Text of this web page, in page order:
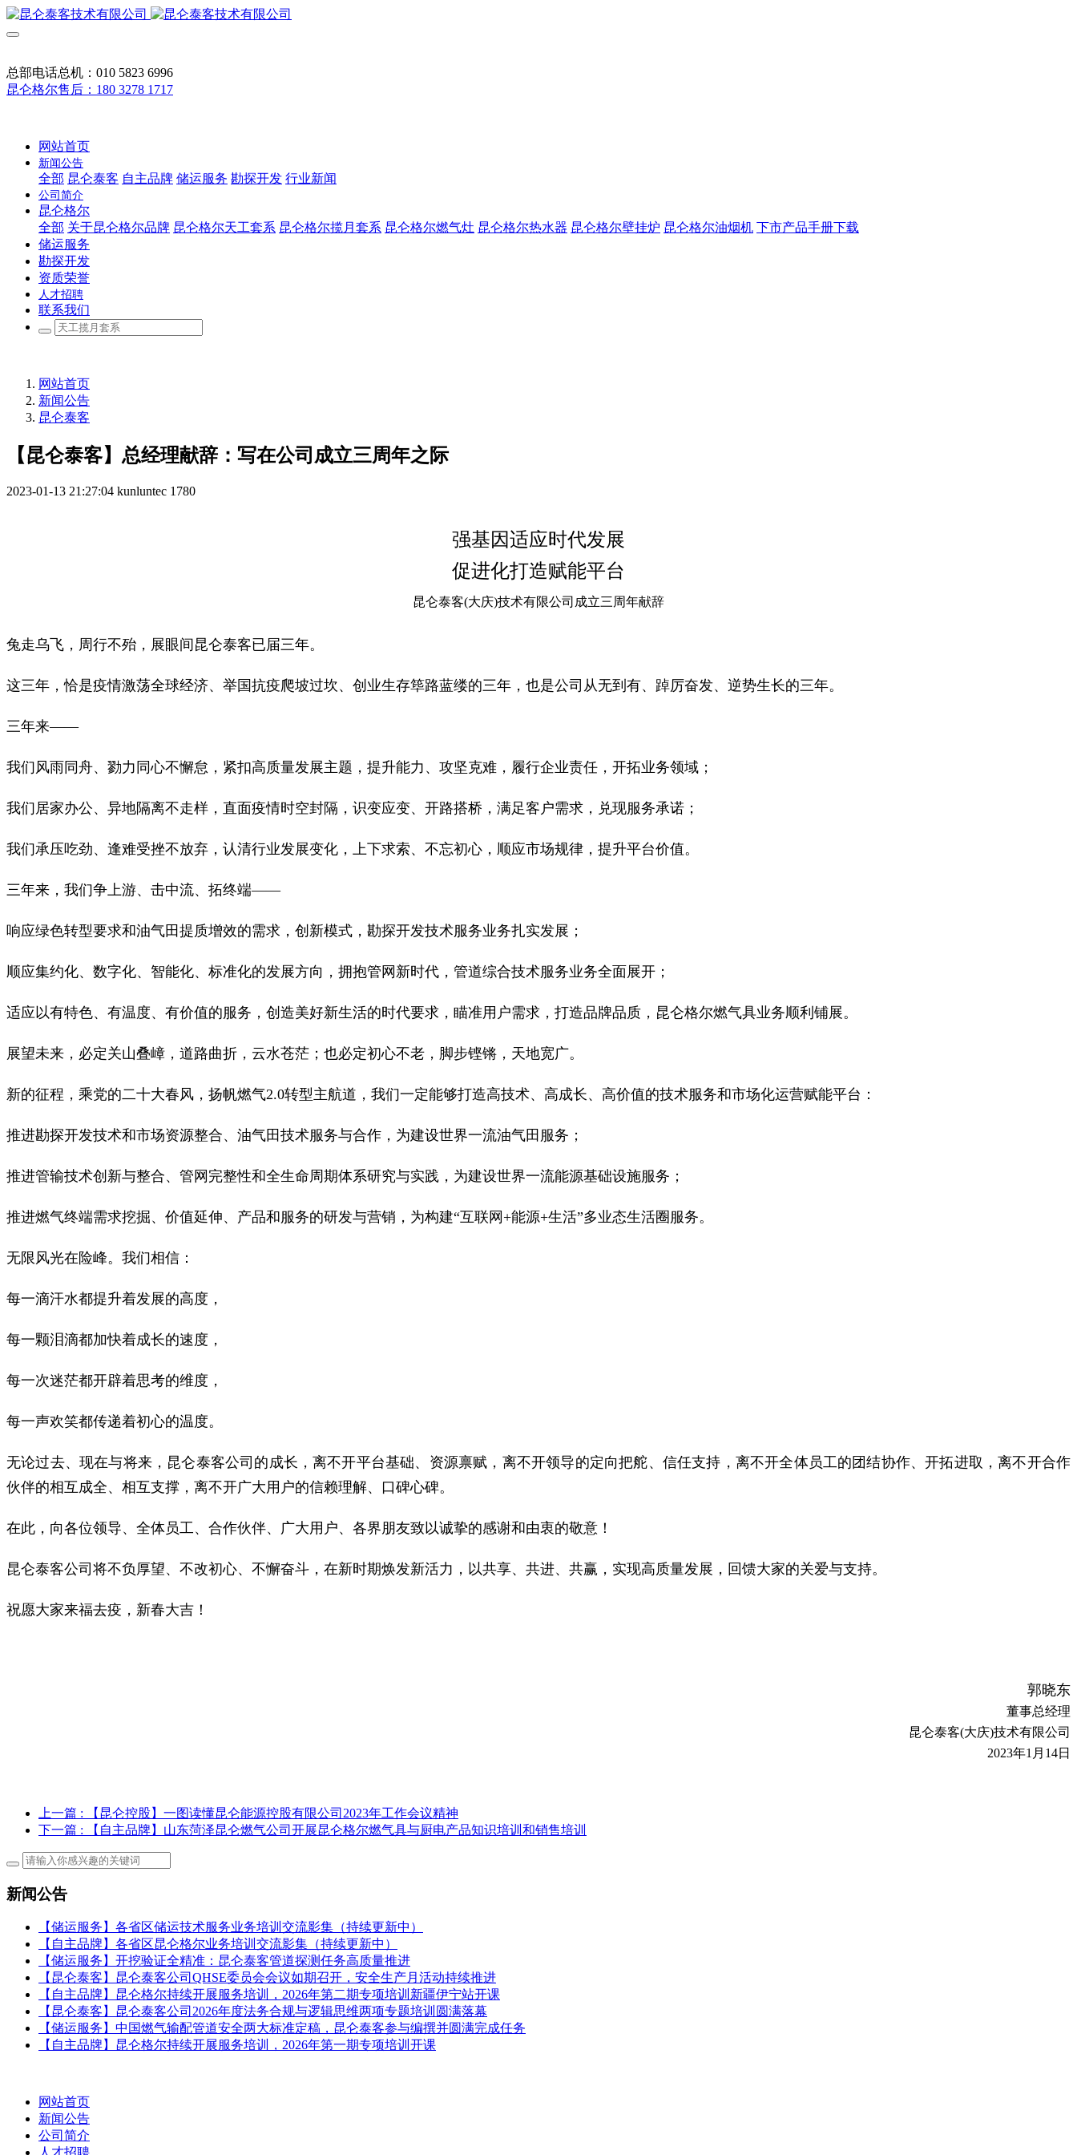
总部电话总机：010 5823 6996
昆仑格尔售后：180 3278 1717
网站首页
新闻公告
全部 昆仑泰客 自主品牌 储运服务 勘探开发 行业新闻
公司简介
昆仑格尔
全部 关于昆仑格尔品牌 昆仑格尔天工套系 昆仑格尔揽月套系 昆仑格尔燃气灶 昆仑格尔热水器 昆仑格尔壁挂炉 昆仑格尔油烟机 下市产品手册下载
储运服务
勘探开发
资质荣誉
人才招聘
联系我们
网站首页
新闻公告
昆仑泰客
【昆仑泰客】总经理献辞：写在公司成立三周年之际
2023-01-13 21:27:04 kunluntec 1780
强基因适应时代发展
促进化打造赋能平台
昆仑泰客(大庆)技术有限公司成立三周年献辞
兔走乌飞，周行不殆，展眼间昆仑泰客已届三年。
这三年，恰是疫情激荡全球经济、举国抗疫爬坡过坎、创业生存筚路蓝缕的三年，也是公司从无到有、踔厉奋发、逆势生长的三年。
三年来——
我们风雨同舟、勠力同心不懈怠，紧扣高质量发展主题，提升能力、攻坚克难，履行企业责任，开拓业务领域；
我们居家办公、异地隔离不走样，直面疫情时空封隔，识变应变、开路搭桥，满足客户需求，兑现服务承诺；
我们承压吃劲、逢难受挫不放弃，认清行业发展变化，上下求索、不忘初心，顺应市场规律，提升平台价值。
三年来， 我们争上游、击中流、拓终端——
响应绿色转型要求和油气田提质增效的需求，创新模式，勘探开发技术服务业务扎实发展；
顺应集约化、数字化、智能化、标准化的发展方向，拥抱管网新时代，管道综合技术服务业务全面展开；
适应以有特色、有温度、有价值的服务，创造美好新生活的时代要求，瞄准用户需求，打造品牌品质，昆仑格尔燃气具业务顺利铺展。
展望未来，必定关山叠嶂，道路曲折，云水苍茫；也必定初心不老，脚步铿锵，天地宽广。
新的征程，乘党的二十大春风，扬帆燃气2.0转型主航道，我们一定能够打造高技术、高成长、高价值的技术服务和市场化运营赋能平台：
推进勘探开发技术和市场资源整合、油气田技术服务与合作，为建设世界一流油气田服务；
推进管输技术创新与整合、管网完整性和全生命周期体系研究与实践，为建设世界一流能源基础设施服务；
推进燃气终端需求挖掘、价值延伸、产品和服务的研发与营销，为构建“互联网+能源+生活”多业态生活圈服务。
无限风光在险峰。我们相信：
每一滴汗水都提升着发展的高度，
每一颗泪滴都加快着成长的速度，
每一次迷茫都开辟着思考的维度，
每一声欢笑都传递着初心的温度。
无论过去、现在与将来，昆仑泰客公司的成长，离不开平台基础、资源禀赋，离不开领导的定向把舵、信任支持，离不开全体员工的团结协作、开拓进取，离不开合作
伙伴的相互成全、相互支撑，离不开广大用户的信赖理解、口碑心碑。
在此，向各位领导、全体员工、合作伙伴、广大用户、各界朋友致以诚挚的感谢和由衷的敬意！
昆仑泰客公司将不负厚望、不改初心、不懈奋斗，在新时期焕发新活力，以共享、共进、共赢，实现高质量发展，回馈大家的关爱与支持。
祝愿大家来福去疫，新春大吉！
郭晓东
董事总经理
昆仑泰客(大庆)技术有限公司
2023年1月14日
上一篇 : 【昆仑控股】一图读懂昆仑能源控股有限公司2023年工作会议精神
下一篇 : 【自主品牌】山东菏泽昆仑燃气公司开展昆仑格尔燃气具与厨电产品知识培训和销售培训
新闻公告
【储运服务】各省区储运技术服务业务培训交流影集（持续更新中）
【自主品牌】各省区昆仑格尔业务培训交流影集（持续更新中）
【储运服务】开挖验证全精准：昆仑泰客管道探测任务高质量推进
【昆仑泰客】昆仑泰客公司QHSE委员会会议如期召开，安全生产月活动持续推进
【自主品牌】昆仑格尔持续开展服务培训，2026年第二期专项培训新疆伊宁站开课
【昆仑泰客】昆仑泰客公司2026年度法务合规与逻辑思维两项专题培训圆满落幕
【储运服务】中国燃气输配管道安全两大标准定稿，昆仑泰客参与编撰并圆满完成任务
【自主品牌】昆仑格尔持续开展服务培训，2026年第一期专项培训开课
网站首页
新闻公告
公司简介